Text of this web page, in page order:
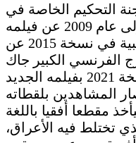
التحكيم الخاصة في
الدولى عام 2009 عن فيلمه
“نبي” ثم على السعفة الذهبية في نسخة 2015 عن
الفرنسي الكبير جاك
أوديار إلى مهرجان كان في نسخة 2021 بفيلمه الجديد
المشاهدين بلقطاته
مقطعا أفقيا باللغة
تختلط فيه الأعراق،